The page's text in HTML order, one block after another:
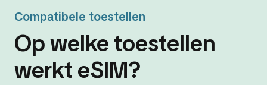
Compatibele toestellen
Op welke toestellen
werkt eSIM?